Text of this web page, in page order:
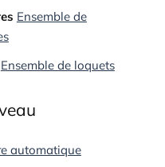
Ensemble de
Ensemble de loquets
automatique